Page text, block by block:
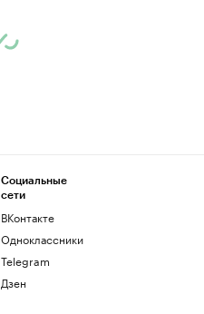
Социальные
сети
ВКонтакте
Одноклассники
Telegram
Дзен